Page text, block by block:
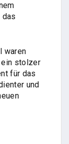
waren
ein stolzer
für das
und